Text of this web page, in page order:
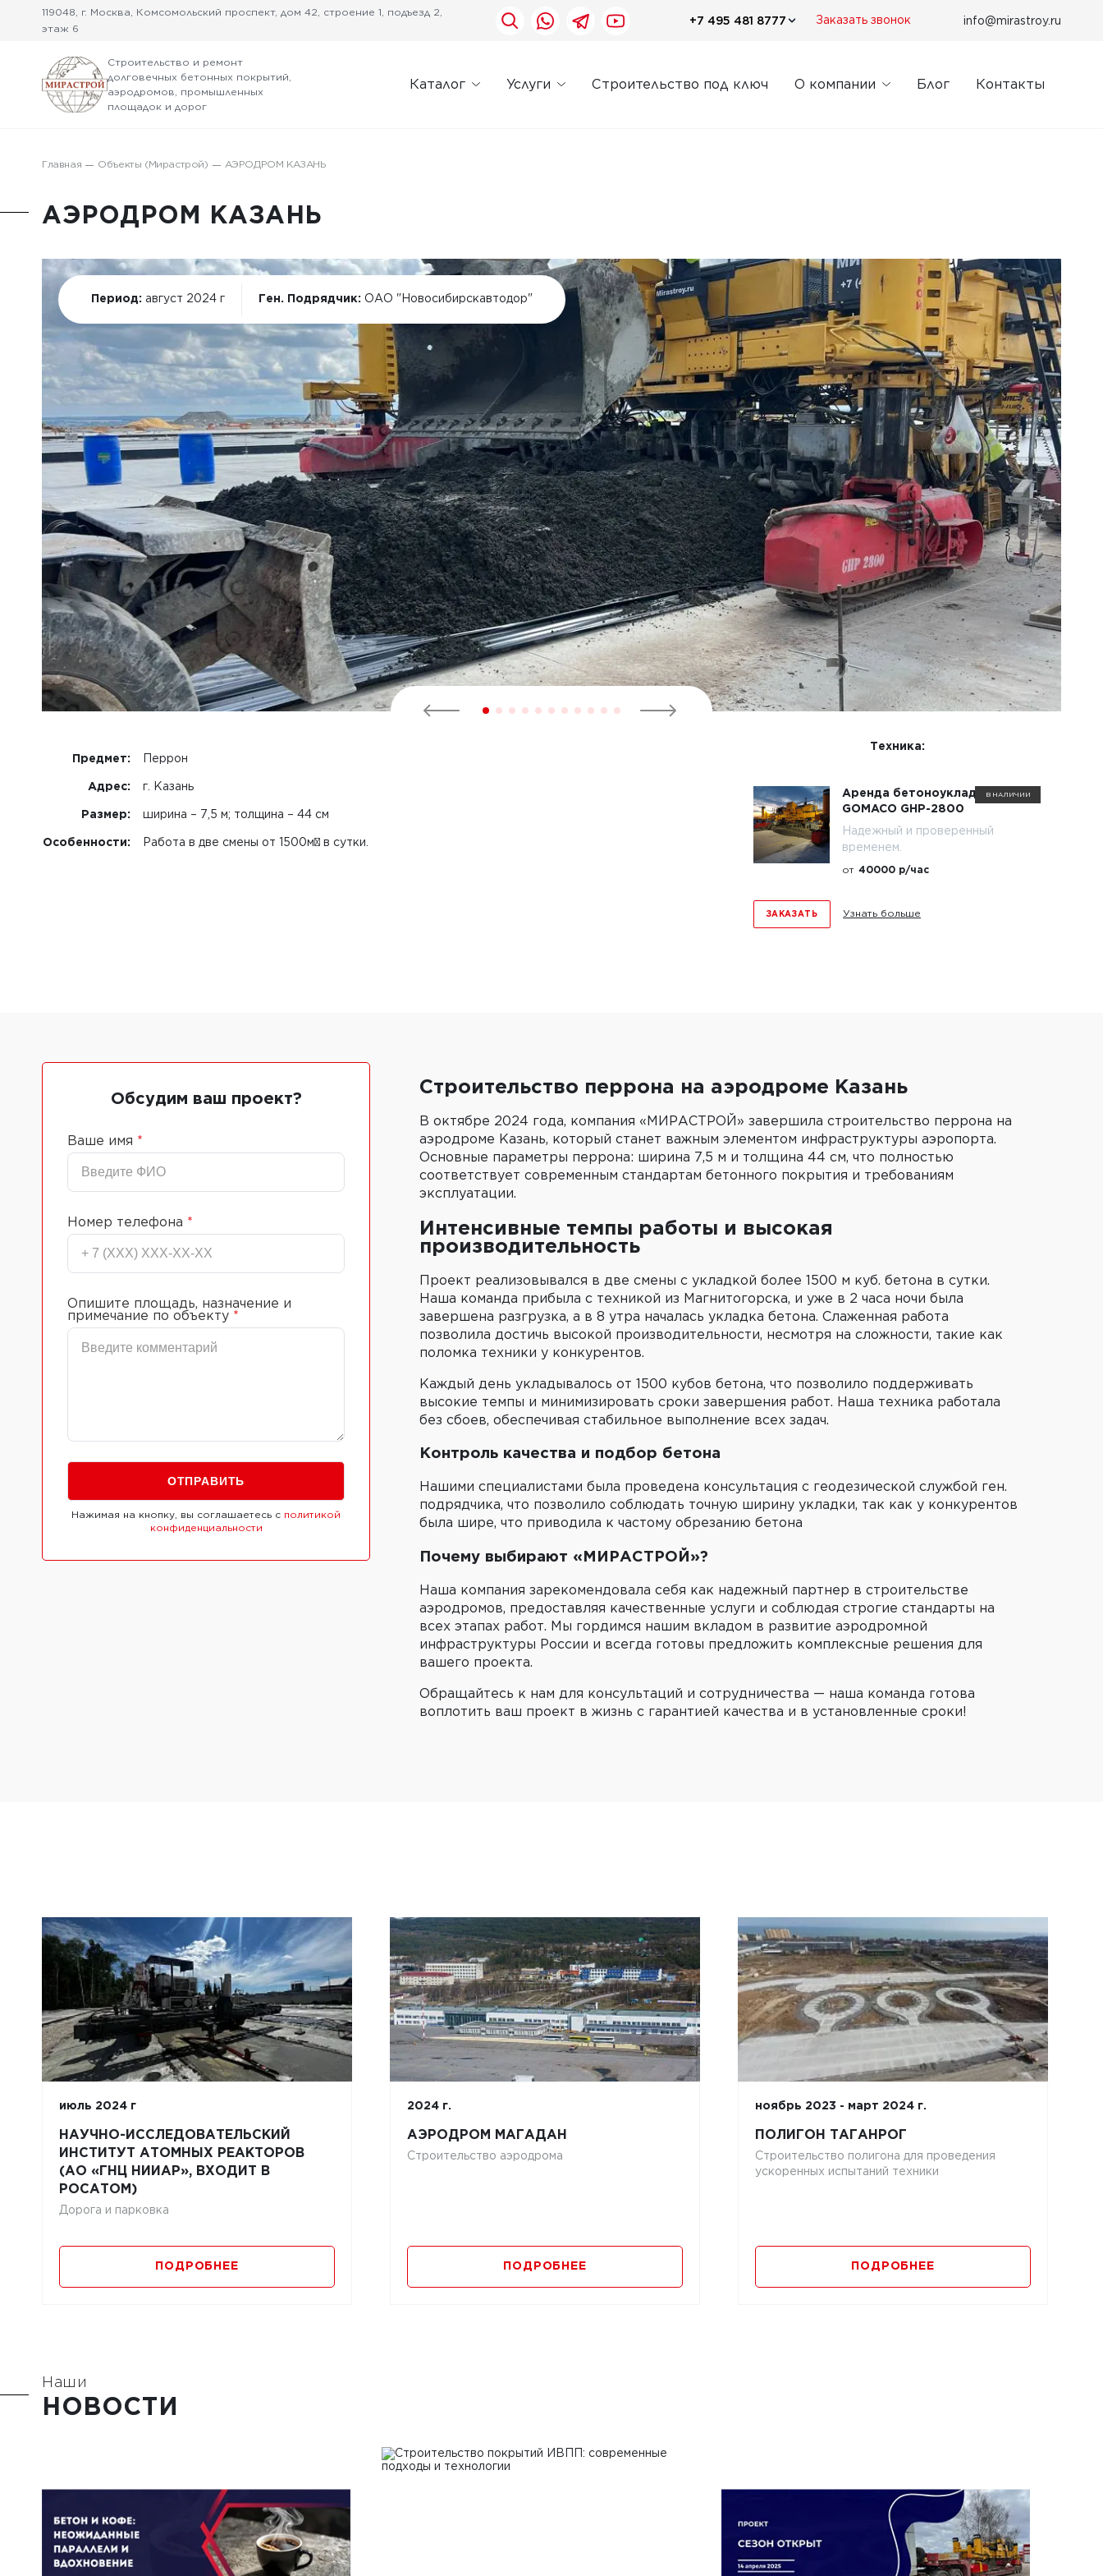
119048, г. Москва, Комсомольский проспект, дом 42, строение 1, подъезд 2,
этаж 6
+7 495 481 8777 Заказать звонок info@mirastroy.ru
Строительство и ремонт
долговечных бетонных покрытий,
аэродромов, промышленных
площадок и дорог
Каталог Услуги Строительство под ключ О компании Блог Контакты
Главная Объекты (Мирастрой) АЭРОДРОМ КАЗАНЬ
АЭРОДРОМ КАЗАНЬ
Период: август 2024 г Ген. Подрядчик: ОАО "Новосибирскавтодор"
Предмет: Перрон
Адрес: г. Казань
Размер: ширина – 7,5 м; толщина – 44 см
Особенности: Работа в две смены от 1500м³ в сутки.
Техника:
Аренда бетоноукладчика
GOMACO GHP-2800
Надежный и проверенный
временем.
от 40000 р/час
В НАЛИЧИИ
ЗАКАЗАТЬ Узнать больше
Обсудим ваш проект?
Ваше имя *
Номер телефона *
Опишите площадь, назначение и
примечание по объекту *
Нажимая на кнопку, вы соглашаетесь с политикой
конфиденциальности
Строительство перрона на аэродроме Казань
В октябре 2024 года, компания «МИРАСТРОЙ» завершила строительство перрона на
аэродроме Казань, который станет важным элементом инфраструктуры аэропорта.
Основные параметры перрона: ширина 7,5 м и толщина 44 см, что полностью
соответствует современным стандартам бетонного покрытия и требованиям
эксплуатации.
Интенсивные темпы работы и высокая
производительность
Проект реализовывался в две смены с укладкой более 1500 м куб. бетона в сутки.
Наша команда прибыла с техникой из Магнитогорска, и уже в 2 часа ночи была
завершена разгрузка, а в 8 утра началась укладка бетона. Слаженная работа
позволила достичь высокой производительности, несмотря на сложности, такие как
поломка техники у конкурентов.
Каждый день укладывалось от 1500 кубов бетона, что позволило поддерживать
высокие темпы и минимизировать сроки завершения работ. Наша техника работала
без сбоев, обеспечивая стабильное выполнение всех задач.
Контроль качества и подбор бетона
Нашими специалистами была проведена консультация с геодезической службой ген.
подрядчика, что позволило соблюдать точную ширину укладки, так как у конкурентов
была шире, что приводила к частому обрезанию бетона
Почему выбирают «МИРАСТРОЙ»?
Наша компания зарекомендовала себя как надежный партнер в строительстве
аэродромов, предоставляя качественные услуги и соблюдая строгие стандарты на
всех этапах работ. Мы гордимся нашим вкладом в развитие аэродромной
инфраструктуры России и всегда готовы предложить комплексные решения для
вашего проекта.
Обращайтесь к нам для консультаций и сотрудничества — наша команда готова
воплотить ваш проект в жизнь с гарантией качества и в установленные сроки!
июль 2024 г
НАУЧНО-ИССЛЕДОВАТЕЛЬСКИЙ
ИНСТИТУТ АТОМНЫХ РЕАКТОРОВ
(АО «ГНЦ НИИАР», ВХОДИТ В
РОСАТОМ)
Дорога и парковка
ПОДРОБНЕЕ
2024 г.
АЭРОДРОМ МАГАДАН
Строительство аэродрома
ПОДРОБНЕЕ
ноябрь 2023 - март 2024 г.
ПОЛИГОН ТАГАНРОГ
Строительство полигона для проведения
ускоренных испытаний техники
ПОДРОБНЕЕ
Наши
НОВОСТИ